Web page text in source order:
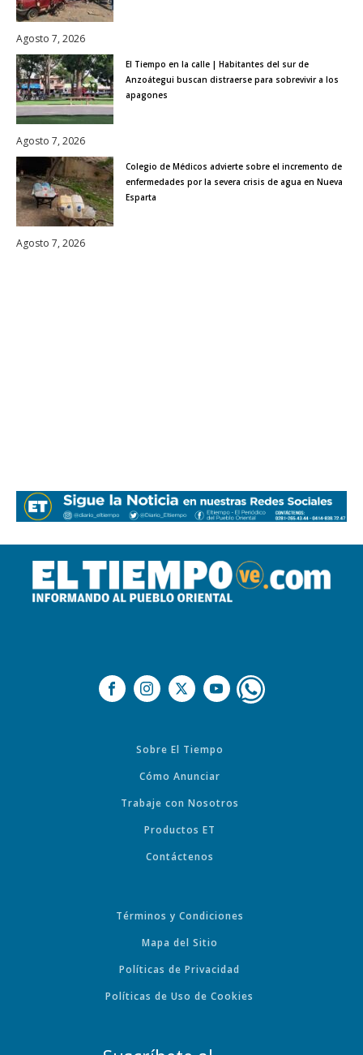
Agosto 7, 2026
El Tiempo en la calle | Habitantes del sur de
Anzoátegui buscan distraerse para sobrevivir a los
apagones
Agosto 7, 2026
Colegio de Médicos advierte sobre el incremento de
enfermedades por la severa crisis de agua en Nueva
Esparta
Agosto 7, 2026
Sobre El Tiempo
Cómo Anunciar
Trabaje con Nosotros
Productos ET
Contáctenos
Términos y Condiciones
Mapa del Sitio
Políticas de Privacidad
Políticas de Uso de Cookies